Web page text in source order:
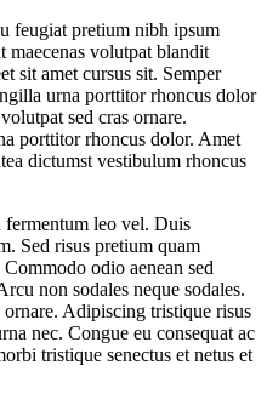
feugiat pretium nibh ipsum
maecenas volutpat blandit
sit amet cursus sit. Semper
urna porttitor rhoncus dolor
sed cras ornare.
porttitor rhoncus dolor. Amet
dictumst vestibulum rhoncus
fermentum leo vel. Duis
Sed risus pretium quam
odio aenean sed
non sodales neque sodales.
Adipiscing tristique risus
nec. Congue eu consequat ac
tristique senectus et netus et